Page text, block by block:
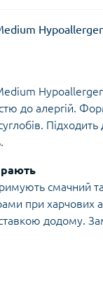
до алергій.
смачний
при харчових
додому.